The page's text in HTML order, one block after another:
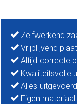
Zelfwerkend
Vrijblijvend
Altijd correcte
Kwaliteitsvolle
Alles
Eigen